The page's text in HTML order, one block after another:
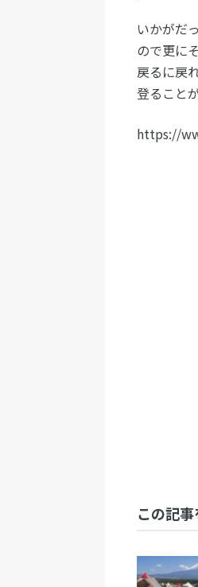
いかがだ
ので更に
戻るに戻
登ること
https://
この記